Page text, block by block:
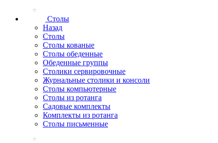
Столы
Назад
Столы
Столы кованые
Столы обеденные
Обеденные группы
Столики сервировочные
Журнальные столики и консоли
Столы компьютерные
Столы из ротанга
Садовые комплекты
Комплекты из ротанга
Столы письменные